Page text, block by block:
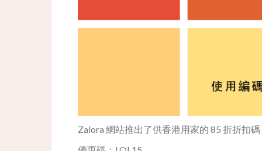
Zalora 網站推出了供香港用家的 85 折折扣